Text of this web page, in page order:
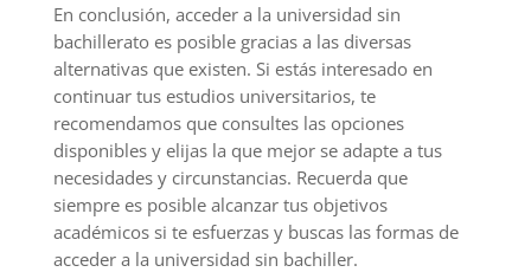
En conclusión, acceder a la universidad sin
bachillerato es posible gracias a las diversas
alternativas que existen. Si estás interesado en
continuar tus estudios universitarios, te
recomendamos que consultes las opciones
disponibles y elijas la que mejor se adapte a tus
necesidades y circunstancias. Recuerda que
siempre es posible alcanzar tus objetivos
académicos si te esfuerzas y buscas las formas de
acceder a la universidad sin bachiller.